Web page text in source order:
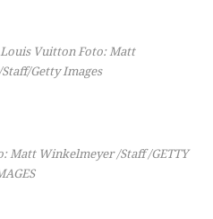
Vuitton Foto: Matt
Getty Images
Matt Winkelmeyer /Staff /GETTY